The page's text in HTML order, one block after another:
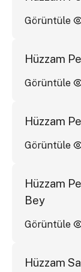
Görüntüle
Hüzzam
Görüntüle
Hüzzam
Görüntüle
Hüzzam
Bey
Görüntüle
Hüzzam